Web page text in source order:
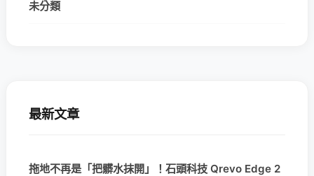
未分類
最新文章
拖地不再是「把髒水抹開」！石頭科技 Qrevo Edge 2